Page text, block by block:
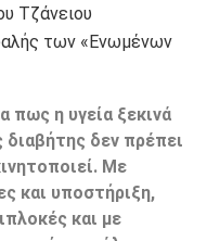
Τζάνειου
των «Ενωμένων
πως η υγεία ξεκινά
δεν πρέπει
Με
και υποστήριξη,
και με